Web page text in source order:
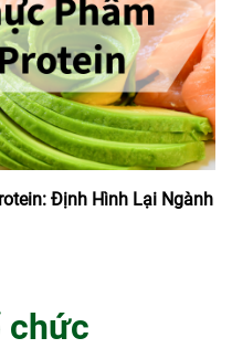
Định Hình Lại Ngành
chức